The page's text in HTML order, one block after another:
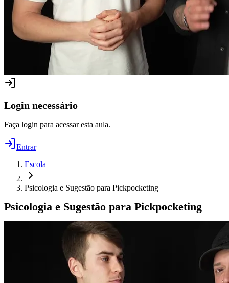
Login necessário
Faça login para acessar esta aula.
Entrar
Escola
Psicologia e Sugestão para Pickpocketing
Psicologia e Sugestão para Pickpocketing